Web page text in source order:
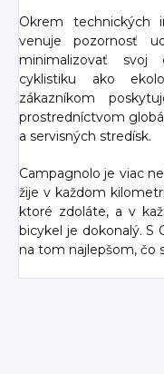
Okrem technických
venuje pozornosť
minimalizovať svoj
cyklistiku ako
zákazníkom
prostredníctvom
a servisných stredísk.
Campagnolo je viac
žije v každom
ktoré zdoláte, a v
bicykel je dokonalý.
na tom najlepšom, čo